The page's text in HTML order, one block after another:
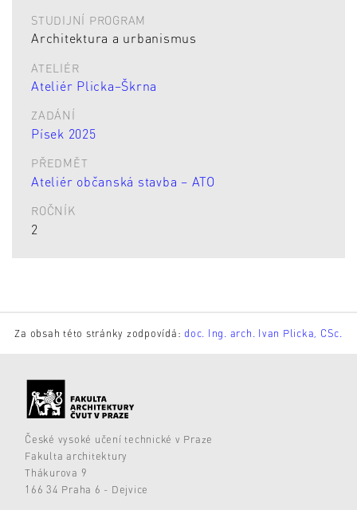
STUDIJNÍ PROGRAM
Architektura a urbanismus
ATELIÉR
Ateliér Plicka–Škrna
ZADÁNÍ
Písek 2025
PŘEDMĚT
Ateliér občanská stavba – ATO
ROČNÍK
2
Za obsah této stránky zodpovídá: doc. Ing. arch. Ivan Plicka, CSc.
České vysoké učení technické v Praze
Fakulta architektury
Thákurova 9
166 34 Praha 6 - Dejvice